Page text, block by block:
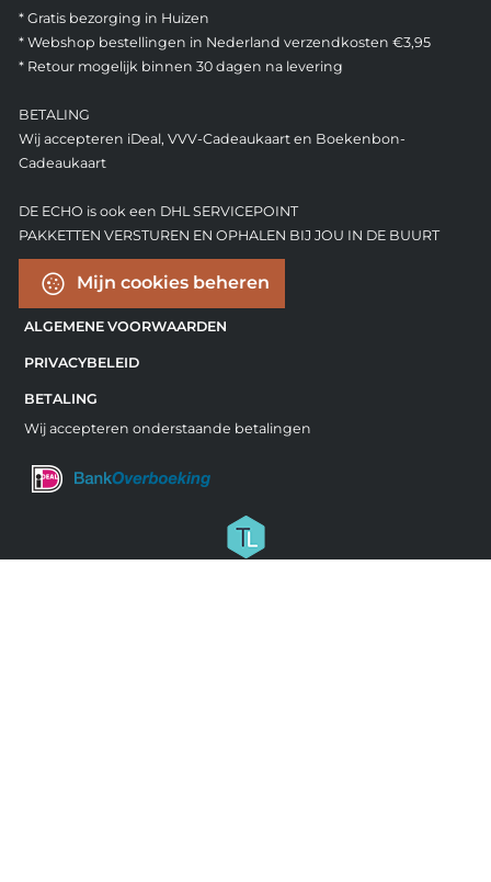
* Gratis bezorging in Huizen
* Webshop bestellingen in Nederland verzendkosten €3,95
* Retour mogelijk binnen 30 dagen na levering
BETALING
Wij accepteren iDeal, VVV-Cadeaukaart en Boekenbon-
Cadeaukaart
DE ECHO is ook een DHL SERVICEPOINT
PAKKETTEN VERSTUREN EN OPHALEN BIJ JOU IN DE BUURT
Mijn cookies beheren
ALGEMENE VOORWAARDEN
PRIVACYBELEID
BETALING
Wij accepteren onderstaande betalingen